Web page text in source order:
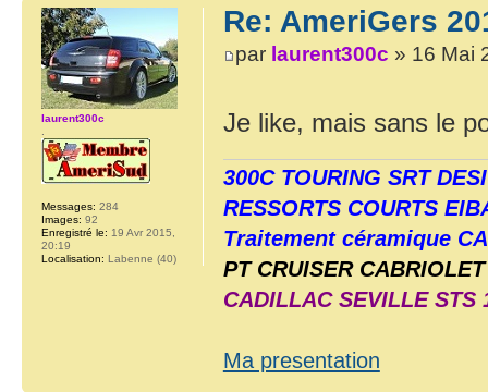
Re: AmeriGers
par laurent300c » 16 Mai
Je like, mais sans le
300C TOURING SRT
RESSORTS COURTS
Traitement céramique
PT CRUISER
CADILLAC SEVILLE STS
Ma presentation
laurent300c
Messages: 284
Images: 92
Enregistré le: 19 Avr 2015,
20:19
Localisation: Labenne (40)